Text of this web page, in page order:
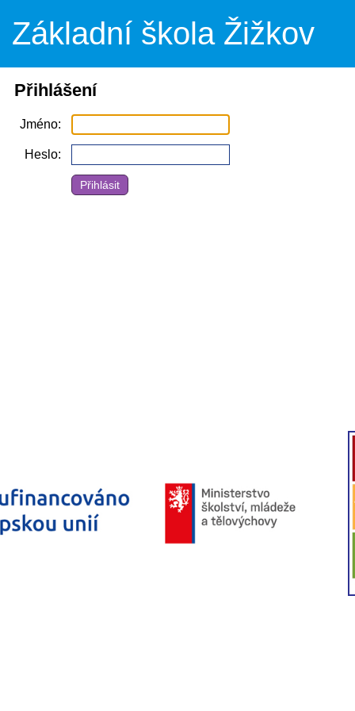
Základní škola Žižkov
Přihlášení
Jméno
Heslo